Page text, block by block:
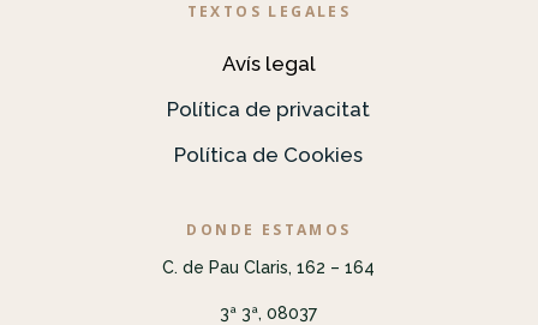
TEXTOS LEGALES
Avís legal
Política de privacitat
Política de Cookies
DONDE ESTAMOS
C. de Pau Claris, 162 – 164
3ª 3ª, 08037